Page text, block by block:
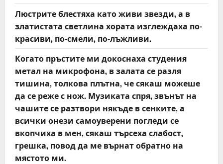
Люстрите блестяха като живи звезди, а в
златистата светлина хората изглеждаха по-
красиви, по-смели, по-лъжливи.
Когато пръстите ми докоснаха студения
метал на микрофона, в залата се разля
тишина, толкова плътна, че сякаш можеше
да се реже с нож. Музиката спря, звънът на
чашите се разтвори някъде в сенките, а
всички онези самоуверени погледи се
вкопчиха в мен, сякаш търсеха слабост,
грешка, повод да ме върнат обратно на
мястото ми.